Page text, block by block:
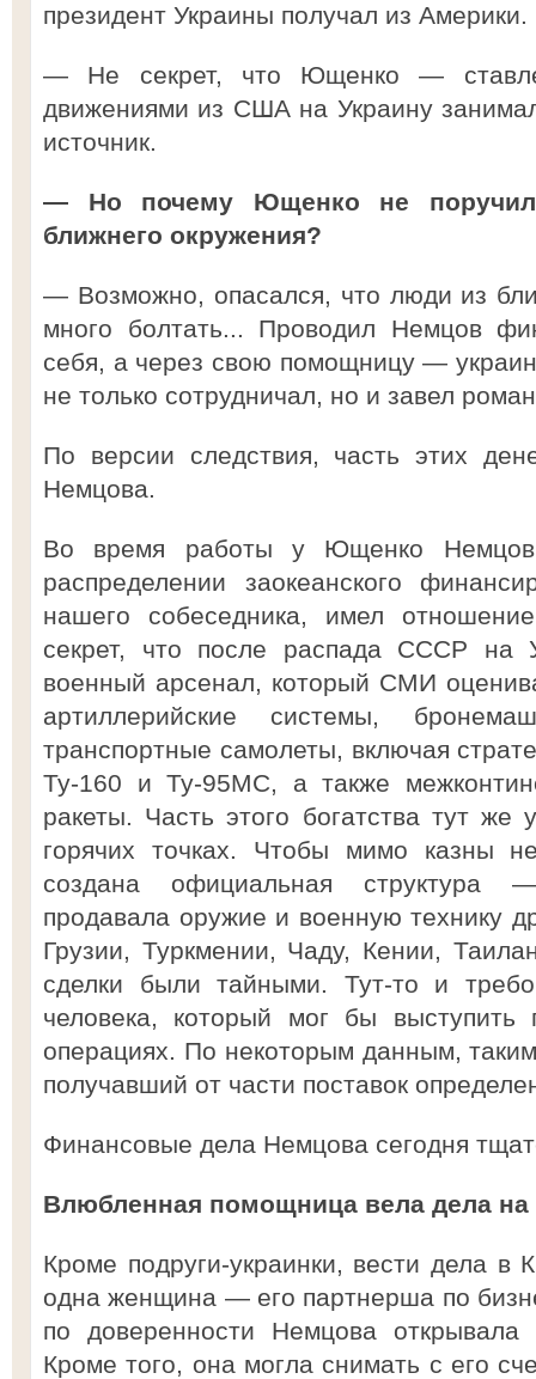
президент Украины получал из Америки.
— Не секрет, что Ющенко —
движениями из США на Украину
источник.
— Но почему Ющенко не поручил
ближнего окружения?
— Возможно, опасался, что люди из
много болтать... Проводил Немцов
себя, а через свою помощницу —
не только сотрудничал, но и завел
По версии следствия, часть этих
Немцова.
Во время работы у Ющенко Немцов
распределении заокеанского
нашего собеседника, имел
секрет, что после распада СССР на
военный арсенал, который СМИ
артиллерийские системы,
транспортные самолеты, включая
Ту-160 и Ту-95МС, а также
ракеты. Часть этого богатства тут
горячих точках. Чтобы мимо казны
создана официальная структура
продавала оружие и военную технику
Грузии, Туркмении, Чаду, Кении,
сделки были тайными. Тут-то и
человека, который мог бы выступить
операциях. По некоторым данным,
получавший от части поставок
Финансовые дела Немцова сегодня
Влюбленная помощница вела дела на
Кроме подруги-украинки, вести дела в
одна женщина — его партнерша по
по доверенности Немцова
Кроме того, она могла снимать с его